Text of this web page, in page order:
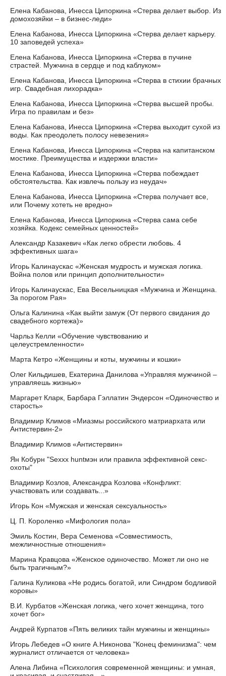
Елена Кабанова, Инесса Ципоркина «Стерва делает выбор. Из
домохозяйки – в бизнес-леди»
Елена Кабанова, Инесса Ципоркина «Стерва делает карьеру.
10 заповедей успеха»
Елена Кабанова, Инесса Ципоркина «Стерва в пучине
страстей. Мужчина в сердце и под каблуком»
Елена Кабанова, Инесса Ципоркина «Стерва в стихии брачных
игр. Свадебная лихорадка»
Елена Кабанова, Инесса Ципоркина «Стерва высшей пробы.
Игра по правилам и без»
Елена Кабанова, Инесса Ципоркина «Стерва выходит сухой из
воды. Как преодолеть полосу невезения»
Елена Кабанова, Инесса Ципоркина «Стерва на капитанском
мостике. Преимущества и издержки власти»
Елена Кабанова, Инесса Ципоркина «Стерва побеждает
обстоятельства. Как извлечь пользу из неудач»
Елена Кабанова, Инесса Ципоркина «Стерва получает все,
или Почему хотеть не вредно»
Елена Кабанова, Инесса Ципоркина «Стерва сама себе
хозяйка. Кодекс семейных ценностей»
Александр Казакевич «Как легко обрести любовь. 4
эффективных шага»
Игорь Калинаускас «Женская мудрость и мужская логика.
Война полов или принцип дополнительности»
Игорь Калинаускас, Ева Весельницкая «Мужчина и Женщина.
За порогом Рая»
Ольга Калинина «Как выйти замуж (От первого свидания до
свадебного кортежа)»
Чарльз Келли «Обучение чувствованию и
целеустремленности»
Марта Кетро «Женщины и коты, мужчины и кошки»
Олег Кильдишев, Екатерина Данилова «Управляя мужчиной –
управляешь жизнью»
Маргарет Кларк, Барбара Гэллатин Эндерсон «Одиночество и
старость»
Владимир Климов «Миазмы российского матриархата или
Антистервин-2»
Владимир Климов «Антистервин»
Ян Кобурн "Sexxx huntмэн или правила эффективной секс-
охоты"
Владимир Козлов, Александра Козлова «Конфликт:
участвовать или создавать...»
Игорь Кон «Мужская и женская сексуальность»
Ц. П. Короленко «Мифология пола»
Эмиль Костин, Вера Семенова «Совместимость,
межличностные отношения»
Марина Кравцова «Женское одиночество. Может ли оно не
быть трагичным?»
Галина Куликова «Не родись богатой, или Синдром бодливой
коровы»
В.И. Курбатов «Женская логика, чего хочет женщина, того
хочет бог»
Андрей Курпатов «Пять великих тайн мужчины и женщины»
Игорь Лебедев «О книге А.Никонова "Конец феминизма": чем
журналист отличается от человека»
Алена Либина «Психология современной женщины: и умная,